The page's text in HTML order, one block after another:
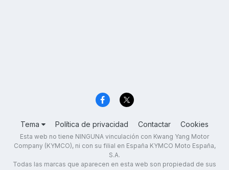
Tema Política de privacidad Contactar Cookies
Esta web no tiene NINGUNA vinculación con Kwang Yang Motor
Company (KYMCO), ni con su filial en España KYMCO Moto España,
S.A.
Todas las marcas que aparecen en esta web son propiedad de sus